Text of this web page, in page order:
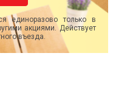
единоразово только в
акциями. Действует
въезда.